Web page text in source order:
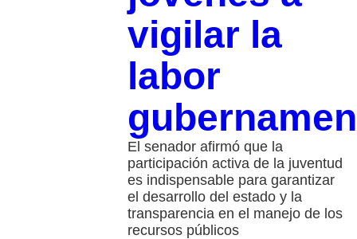
vigilar la
labor
El senador afirmó que la
participación activa de la juventud
es indispensable para garantizar
el desarrollo del estado y la
transparencia en el manejo de los
recursos públicos